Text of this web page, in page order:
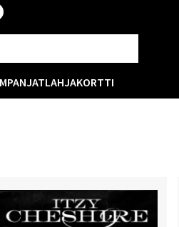
LAHJAKORTTI